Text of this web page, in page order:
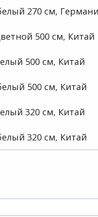
270 см,
500 см, Китай
500 см, Китай
500 см, Китай
320 см, Китай
320 см, Китай